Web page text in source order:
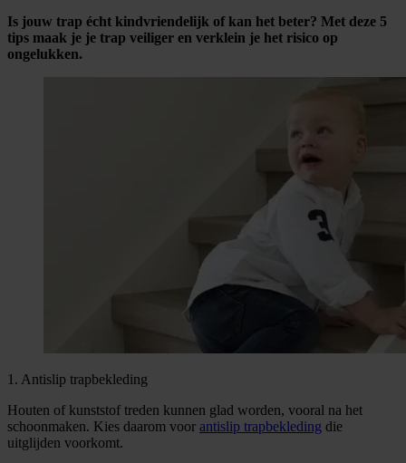
Is jouw trap écht kindvriendelijk of kan het beter? Met deze 5
tips maak je je trap veiliger en verklein je het risico op
ongelukken.
1. Antislip trapbekleding
Houten of kunststof treden kunnen glad worden, vooral na het
schoonmaken. Kies daarom voor antislip trapbekleding die
uitglijden voorkomt.